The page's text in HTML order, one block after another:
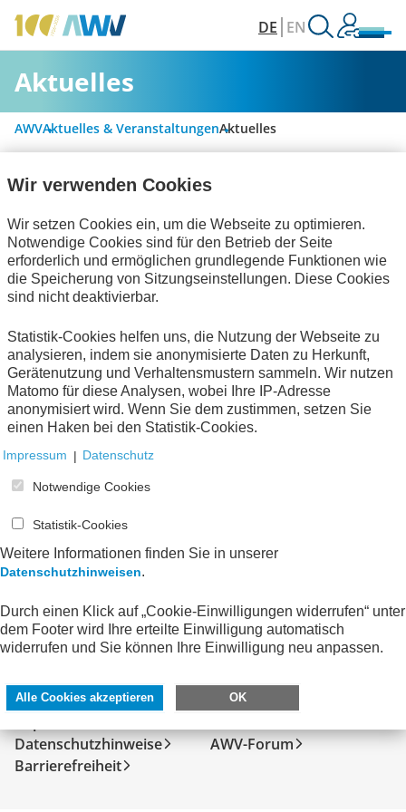
DE EN
Aktuelles
AWVAktuelles & VeranstaltungenAktuelles
Digitalisierung & Modernisierung
Rechnungslegung & Steuern
Bescheinigungen
Keine Nachrichten verfügbar.
SERVICE
Kontakt
Datenschutzhinweise
Barrierefreiheit
DIREKT ZU
FeRD
AWV-Forum
Wir verwenden Cookies
Wir setzen Cookies ein, um die Webseite zu optimieren.
Notwendige Cookies sind für den Betrieb der Seite
erforderlich und ermöglichen grundlegende Funktionen wie
die Speicherung von Sitzungseinstellungen. Diese Cookies
sind nicht deaktivierbar.
Statistik-Cookies helfen uns, die Nutzung der Webseite zu
analysieren, indem sie anonymisierte Daten zu Herkunft,
Gerätenutzung und Verhaltensmustern sammeln. Wir nutzen
Matomo für diese Analysen, wobei Ihre IP-Adresse
anonymisiert wird. Wenn Sie dem zustimmen, setzen Sie
einen Haken bei den Statistik-Cookies.
Impressum | Datenschutz
Notwendige Cookies
Statistik-Cookies
Weitere Informationen finden Sie in unserer
Datenschutzhinweisen.
Durch einen Klick auf „Cookie-Einwilligungen widerrufen“ unter
dem Footer wird Ihre erteilte Einwilligung automatisch
widerrufen und Sie können Ihre Einwilligung neu anpassen.
Alle Cookies akzeptieren OK